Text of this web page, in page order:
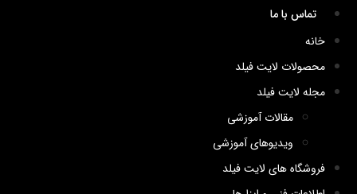
تماس با ما
خانه
محصولات لایت فیلد
مجله لایت فیلد
مقالات آموزشی
ویدیوهای آموزشی
فروشگاه های لایت فیلد